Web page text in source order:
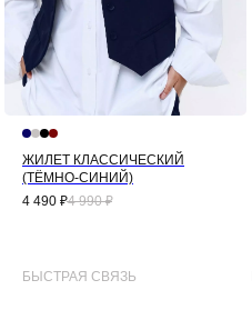
ЖИЛЕТ КЛАССИЧЕСКИЙ
(ТЁМНО-СИНИЙ)
4 490 ₽4 990 ₽
БЫСТРАЯ СВЯЗЬ